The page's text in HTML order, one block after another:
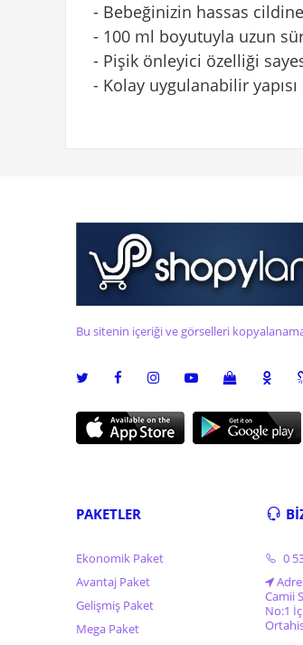
- Bebeğinizin hassas
- 100 ml boyutuyla uzun
- Pişik önleyici özelliği
- Kolay uygulanabilir
Bu sitenin içeriği ve görselleri
PAKETLER
Ekonomik Paket
Avantaj Paket
Gelişmiş Paket
Mega Paket
0
Camii
No:1